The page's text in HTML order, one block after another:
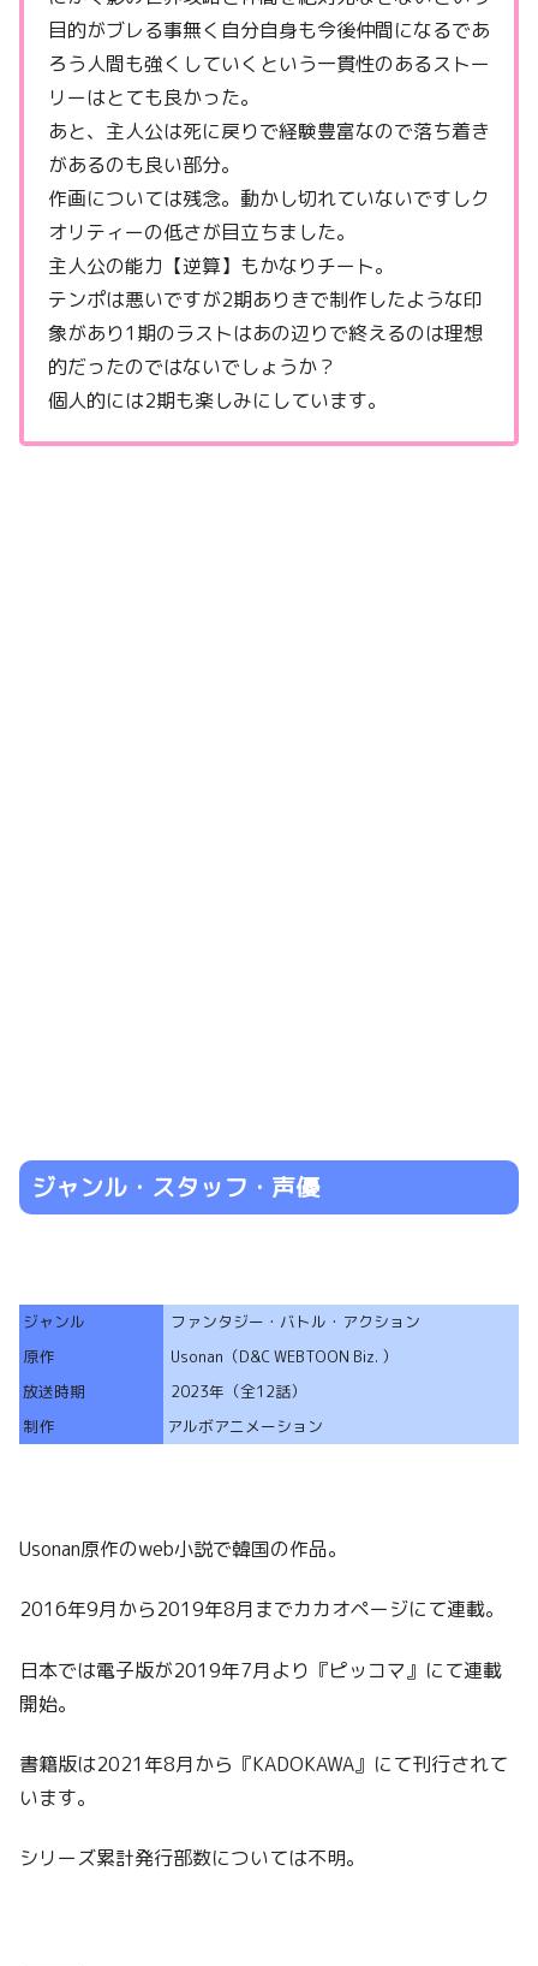
目的がブレる事無く自分自身も今後仲間になるであ
ろう人間も強くしていくという一貫性のあるストー
リーはとても良かった。
あと、主人公は死に戻りで経験豊富なので落ち着き
があるのも良い部分。
作画については残念。動かし切れていないですしク
オリティーの低さが目立ちました。
主人公の能力【逆算】もかなりチート。
テンポは悪いですが2期ありきで制作したような印
象があり1期のラストはあの辺りで終えるのは理想
的だったのではないでしょうか？
個人的には2期も楽しみにしています。
ジャンル・スタッフ・声優
ジャンル
ファンタジー・バトル・アクション
原作
Usonan（D&C WEBTOON Biz. ）
放送時期
2023年（全12話）
制作
アルボアニメーション
Usonan原作のweb小説で韓国の作品。
2016年9月から2019年8月までカカオページにて連載。
日本では電子版が2019年7月より『ピッコマ』にて連載
開始。
書籍版は2021年8月から『KADOKAWA』にて刊行されて
います。
シリーズ累計発行部数については不明。